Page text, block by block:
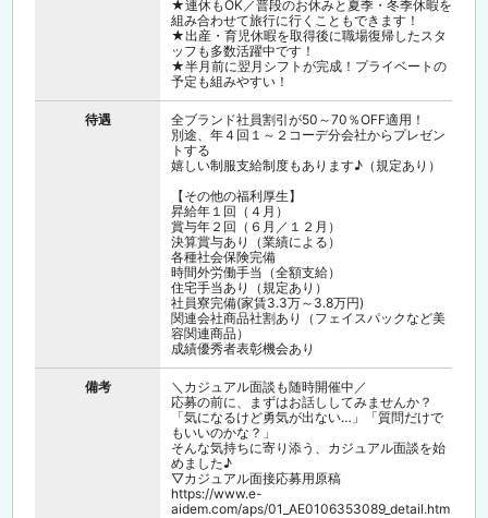
★連休もOK／普段のお休みと夏季・冬季休暇を
組み合わせて旅行に行くこともできます！
★出産・育児休暇を取得後に職場復帰したスタ
ッフも多数活躍中です！
★半月前に翌月シフトが完成！プライベートの
予定も組みやすい！
待遇
全ブランド社員割引が50～70％OFF適用！
別途、年４回１～２コーデ分会社からプレゼン
トする
嬉しい制服支給制度もあります♪（規定あり）
【その他の福利厚生】
昇給年１回（４月）
賞与年２回（６月／１２月）
決算賞与あり（業績による）
各種社会保険完備
時間外労働手当（全額支給）
住宅手当あり（規定あり）
社員寮完備(家賃3.3万～3.8万円)
関連会社商品社割あり（フェイスパックなど美
容関連商品）
成績優秀者表彰機会あり
備考
＼カジュアル面談も随時開催中／
応募の前に、まずはお話ししてみませんか？
「気になるけど勇気が出ない…」「質問だけで
もいいのかな？」
そんな気持ちに寄り添う、カジュアル面談を始
めました♪
▽カジュアル面接応募用原稿
https://www.e-
aidem.com/aps/01_AE0106353089_detail.htm